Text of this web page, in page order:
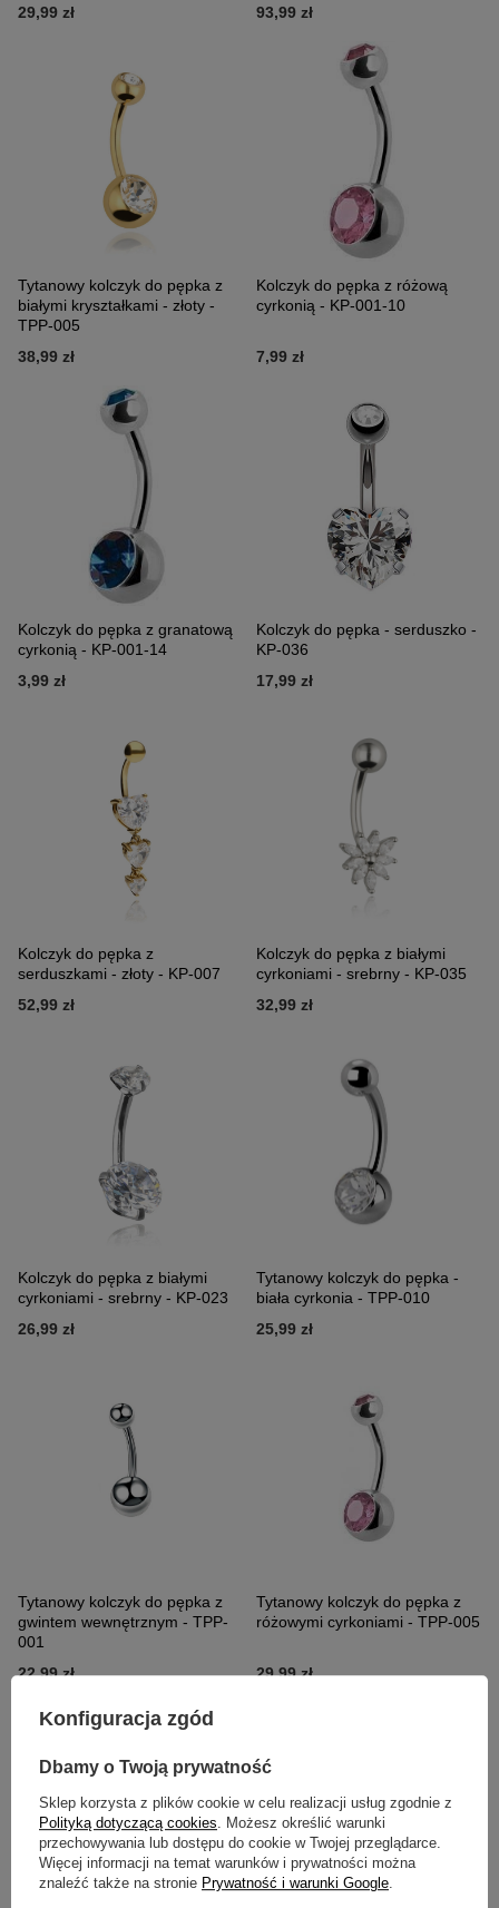
29,99 zł
93,99 zł
Tytanowy kolczyk do pępka z
białymi kryształkami - złoty -
TPP-005
38,99 zł
Kolczyk do pępka z różową
cyrkonią - KP-001-10
7,99 zł
Kolczyk do pępka z granatową
cyrkonią - KP-001-14
3,99 zł
Kolczyk do pępka - serduszko -
KP-036
17,99 zł
Kolczyk do pępka z
serduszkami - złoty - KP-007
52,99 zł
Kolczyk do pępka z białymi
cyrkoniami - srebrny - KP-035
32,99 zł
Kolczyk do pępka z białymi
cyrkoniami - srebrny - KP-023
26,99 zł
Tytanowy kolczyk do pępka -
biała cyrkonia - TPP-010
25,99 zł
Tytanowy kolczyk do pępka z
gwintem wewnętrznym - TPP-
001
22,99 zł
Tytanowy kolczyk do pępka z
różowymi cyrkoniami - TPP-005
29,99 zł
Konfiguracja zgód
Dbamy o Twoją prywatność
Sklep korzysta z plików cookie w celu realizacji usług zgodnie z
Polityką dotyczącą cookies . Możesz określić warunki
przechowywania lub dostępu do cookie w Twojej przeglądarce.
Więcej informacji na temat warunków i prywatności można
znaleźć także na stronie Prywatność i warunki Google